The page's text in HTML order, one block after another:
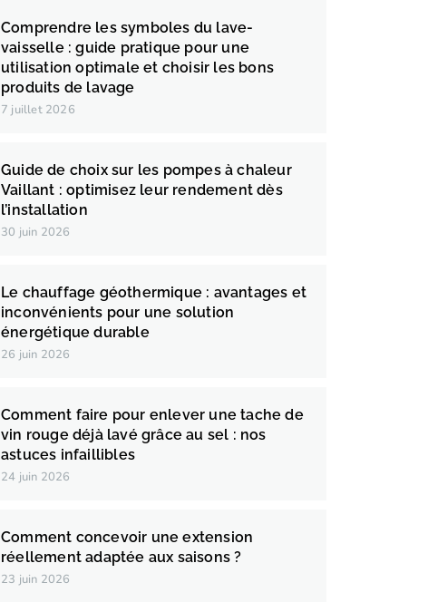
Comprendre les symboles du lave-
vaisselle : guide pratique pour une
utilisation optimale et choisir les bons
produits de lavage
7 juillet 2026
Guide de choix sur les pompes à chaleur
Vaillant : optimisez leur rendement dès
l’installation
30 juin 2026
Le chauffage géothermique : avantages et
inconvénients pour une solution
énergétique durable
26 juin 2026
Comment faire pour enlever une tache de
vin rouge déjà lavé grâce au sel : nos
astuces infaillibles
24 juin 2026
Comment concevoir une extension
réellement adaptée aux saisons ?
23 juin 2026